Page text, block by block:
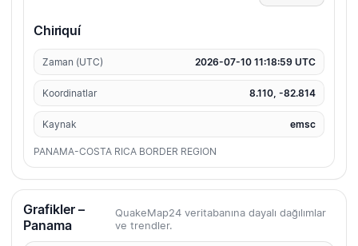
Chiriquí
Zaman (UTC) 2026-07-10 11:18:59 UTC
Koordinatlar 8.110, -82.814
Kaynak emsc
PANAMA-COSTA RICA BORDER REGION
Grafikler –
Panama
QuakeMap24 veritabanına dayalı dağılımlar
ve trendler.